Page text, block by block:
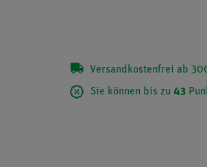
Versandkostenfrei ab
Sie können bis zu 43